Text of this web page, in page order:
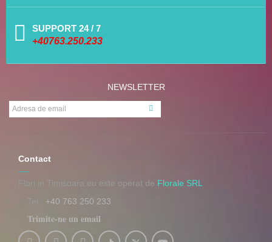
SUPPORT 24 / 7
+40763.250.233
NEWSLETTER
Contact
Flori in Timisoara.eu este operat de Florale SRL
Tel : +40 763 250 233
Trimite-ne un email